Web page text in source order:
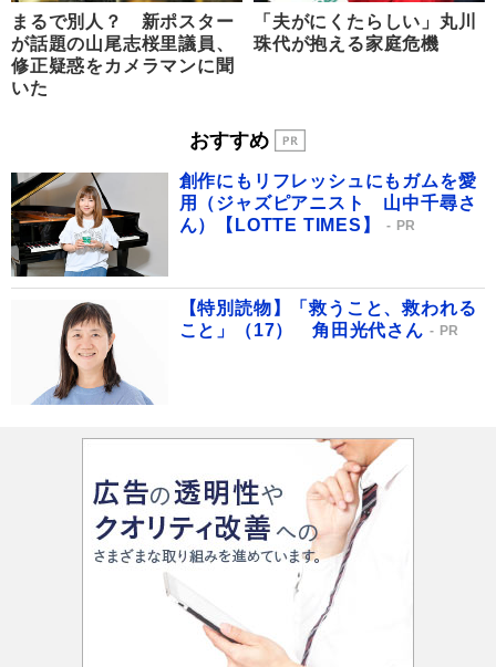
まるで別人？ 新ポスター
が話題の山尾志桜里議員、
修正疑惑をカメラマンに聞
いた
「夫がにくたらしい」丸川
珠代が抱える家庭危機
おすすめ
創作にもリフレッシュにもガムを愛
用（ジャズピアニスト 山中千尋さ
ん）【LOTTE TIMES】
PR
【特別読物】「救うこと、救われる
こと」（17） 角田光代さん
PR